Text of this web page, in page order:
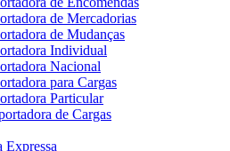
de Mercadorias
de Mudanças
Individual
Nacional
para Cargas
Particular
de Cargas
Expressa